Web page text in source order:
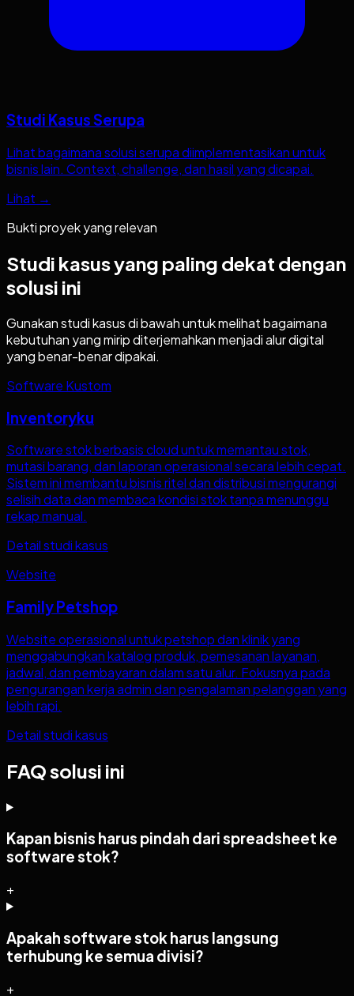
Studi Kasus Serupa
Lihat bagaimana solusi serupa diimplementasikan untuk
bisnis lain. Context, challenge, dan hasil yang dicapai.
Lihat →
Bukti proyek yang relevan
Studi kasus yang paling dekat dengan
solusi ini
Gunakan studi kasus di bawah untuk melihat bagaimana
kebutuhan yang mirip diterjemahkan menjadi alur digital
yang benar-benar dipakai.
Software Kustom
Inventoryku
Software stok berbasis cloud untuk memantau stok,
mutasi barang, dan laporan operasional secara lebih cepat.
Sistem ini membantu bisnis ritel dan distribusi mengurangi
selisih data dan membaca kondisi stok tanpa menunggu
rekap manual.
Detail studi kasus
Website
Family Petshop
Website operasional untuk petshop dan klinik yang
menggabungkan katalog produk, pemesanan layanan,
jadwal, dan pembayaran dalam satu alur. Fokusnya pada
pengurangan kerja admin dan pengalaman pelanggan yang
lebih rapi.
Detail studi kasus
FAQ solusi ini
Kapan bisnis harus pindah dari spreadsheet ke
software stok?
+
Apakah software stok harus langsung
terhubung ke semua divisi?
+